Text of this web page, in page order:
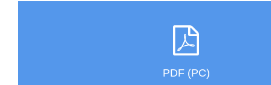
PDF (PC)